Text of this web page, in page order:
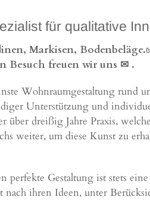
für qualitative
Markisen,
Besuch freuen wir uns ✉ .
Wohnraumgestaltung rund
Unterstützung und
dreißig Jahre Praxis,
weiter, um diese Kunst zu
Gestaltung ist stets
ihren Ideen, unter